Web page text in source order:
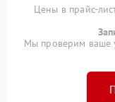
Цены в прайс-
Мы проверим ваше